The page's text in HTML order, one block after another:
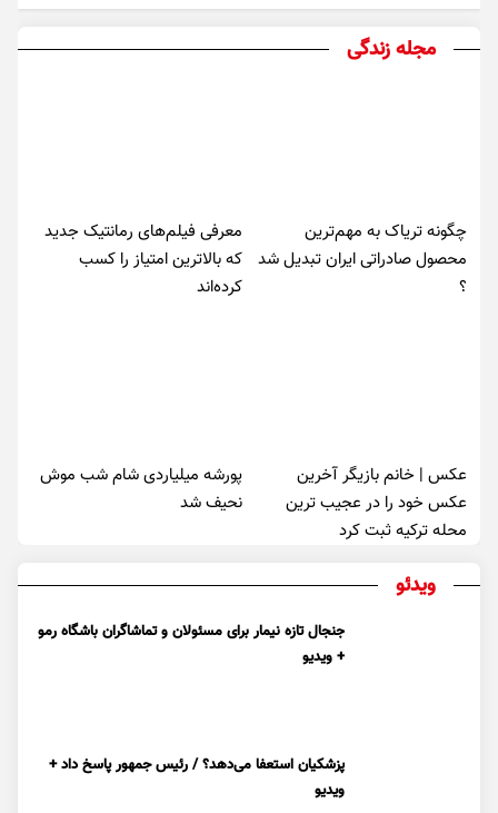
مجله زندگی
چگونه تریاک به مهم‌ترین
محصول صادراتی ایران تبدیل شد
؟
معرفی فیلم‌های رمانتیک جدید
که بالاترین امتیاز را کسب
کرده‌اند
عکس | خانم بازیگر آخرین
عکس خود را در عجیب ترین
محله ترکیه ثبت کرد
پورشه میلیاردی شام شب موش‌
نحیف شد
ویدئو
جنجال تازه نیمار برای مسئولان و تماشاگران باشگاه رمو
+ ویدیو
پزشکیان استعفا می‌دهد؟ / رئیس جمهور پاسخ داد +
ویدیو